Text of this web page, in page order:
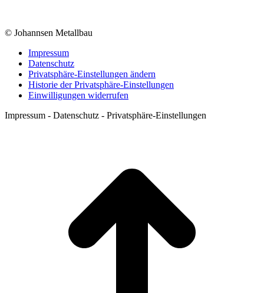
© Johannsen Metallbau
Impressum
Datenschutz
Privatsphäre-Einstellungen ändern
Historie der Privatsphäre-Einstellungen
Einwilligungen widerrufen
Impressum - Datenschutz - Privatsphäre-Einstellungen